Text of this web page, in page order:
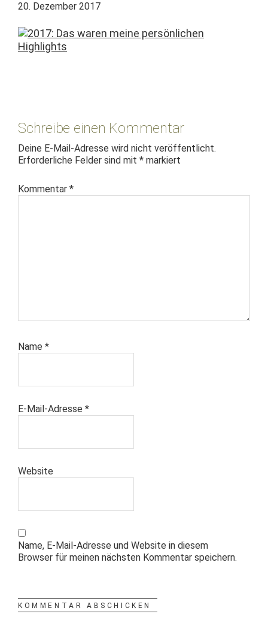
20. Dezember 2017
Interaktionen
Schreibe einen Kommentar
Deine E-Mail-Adresse wird nicht veröffentlicht.
Erforderliche Felder sind mit * markiert
Kommentar *
Name *
E-Mail-Adresse *
Website
Name, E-Mail-Adresse und Website in diesem
Browser für meinen nächsten Kommentar speichern.